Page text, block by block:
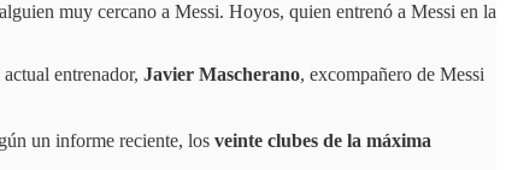
muy cercano a Messi. Hoyos, quien entrenó a Messi en la
entrenador, Javier Mascherano, excompañero de Messi
un informe reciente, los veinte clubes de la máxima